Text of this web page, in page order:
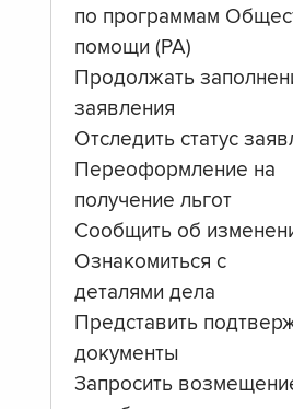
по программам
помощи (PA)
Продолжать
заявления
Отследить статус
Переоформление на
получение льгот
Сообщить об
Ознакомиться с
деталями дела
Представить
документы
Запросить